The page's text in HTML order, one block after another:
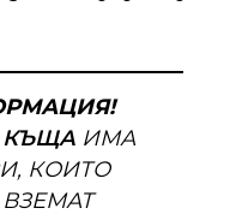
КЪЩА ИМА
КОИТО